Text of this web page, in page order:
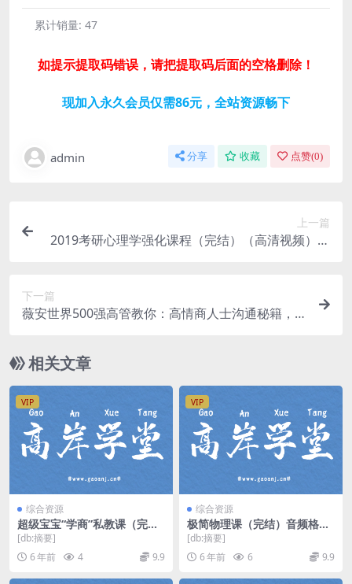
累计销量: 47
如提示提取码错误，请把提取码后面的空格删除！
现加入永久会员仅需86元，全站资源畅下
admin 分享 收藏 点赞(0)
上一篇
2019考研心理学强化课程（完结）（高清视频）百
下一篇
薇安世界500强高管教你：高情商人士沟通秘籍，1
相关文章
VIP
综合资源
超级宝宝“学商”私教课（完
结）
[db:摘要]
6 年前
4 9.9
VIP
综合资源
极简物理课（完结）音频格式
百度网盘
[db:摘要]
6 年前
6 9.9